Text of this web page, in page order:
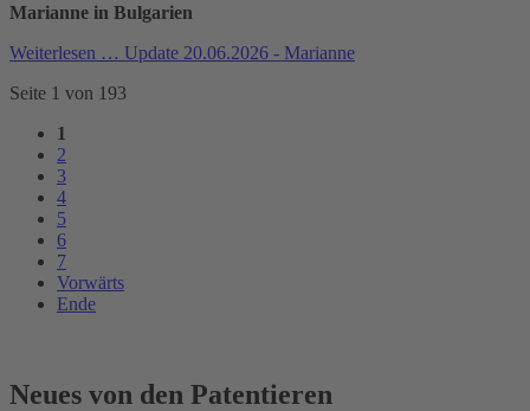
Marianne in Bulgarien
Weiterlesen … Update 20.06.2026 - Marianne
Seite 1 von 193
1
2
3
4
5
6
7
Vorwärts
Ende
Neues von den Patentieren